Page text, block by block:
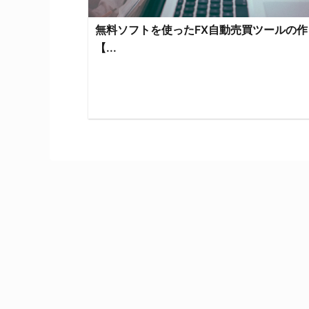
無料ソフトを使ったFX自動売買ツールの
【...